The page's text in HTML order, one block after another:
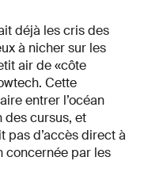
déjà les cris des
à nicher sur les
air de «côte
Cette
entrer l’océan
des cursus, et
pas d’accès direct à
concernée par les